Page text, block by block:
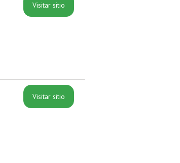
Visitar sitio
Visitar sitio